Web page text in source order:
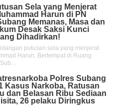
Sela yang Menjerat
Harun di PN
Memanas, Masa dan
Desak Saksi Kunci
Dihadirkan!
putusan sela yang menjerat
Harun, Bertempat di Ruang
Polres Subang
Kasus Narkoba, Ratusan
dan Belasan Ribu Sediaan
26 pelaku Diringkus